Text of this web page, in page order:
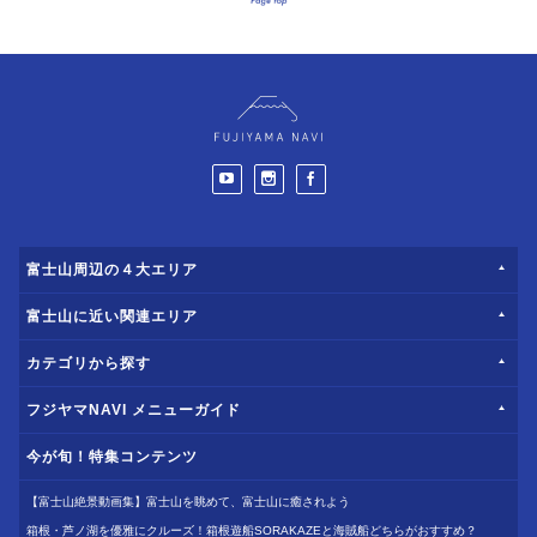
富士山周辺の４大エリア
富士山に近い関連エリア
カテゴリから探す
フジヤマNAVI メニューガイド
今が旬！特集コンテンツ
【富士山絶景動画集】富士山を眺めて、富士山に癒されよう
箱根・芦ノ湖を優雅にクルーズ！箱根遊船SORAKAZEと海賊船どちらがおすすめ？